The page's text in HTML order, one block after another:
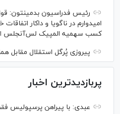
رئیس فدراسیون بدمینتون:
امیدوارم در ناگویا و داکار
کسب سهمیه المپیک لس‌آنجلس
پیروزی پُرگل استقلال مقابل
پربازدیدترین اخبار
عبدی: با پیراهن پرسپولیس